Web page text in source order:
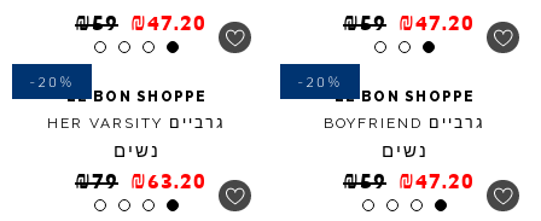
₪59 ₪47.20
₪59 ₪47.20
-20%
LE BONSHOPPE
גרביים BOYFRIEND
נשים
₪59 ₪47.20
-20%
LE BONSHOPPE
גרביים HER VARSITY
נשים
₪79 ₪63.20